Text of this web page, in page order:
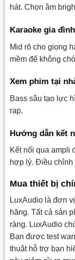
hát. Chọn âm
Karaoke gia đình
Mid rõ cho giọng
mềm để không
Xem phim tại
Bass sâu tạo lực
rạp.
Hướng dẫn kết
Kết nối qua ampli
hợp lý. Điều chỉnh
Mua thiết bị
LuxAudio là đơn
hãng. Tất cả sản
ràng. LuxAudio
Bạn được test
thuật hỗ trợ bạn